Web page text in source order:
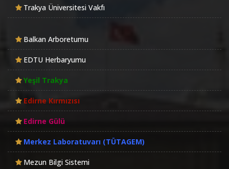
Trakya Üniversitesi Vakfı
Balkan Arboretumu
EDTU Herbaryumu
Yeşil Trakya
Edirne Kırmızısı
Edirne Gülü
Merkez Laboratuvarı (TÜTAGEM)
Mezun Bilgi Sistemi